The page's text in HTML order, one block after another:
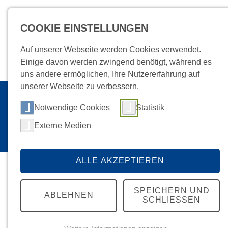
Startseite Über Uns Aktuelles/News
DETAIL
COOKIE EINSTELLUNGEN
Auf unserer Webseite werden Cookies verwendet.
Einige davon werden zwingend benötigt, während es
uns andere ermöglichen, Ihre Nutzererfahrung auf
unserer Webseite zu verbessern.
Notwendige Cookies Statistik
Externe Medien
ALLE AKZEPTIEREN
ABLEHNEN
SPEICHERN UND
SCHLIESSEN